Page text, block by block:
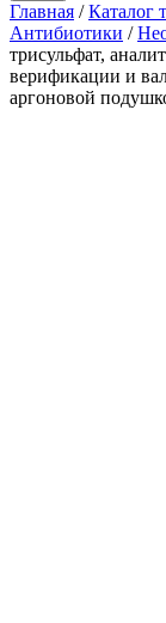
Главная / Каталог
Антибиотики /
трисульфат,
верификации и
аргоновой